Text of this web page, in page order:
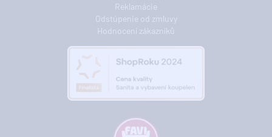
Reklamácie
Odstúpenie od zmluvy
Hodnocení zákazníků